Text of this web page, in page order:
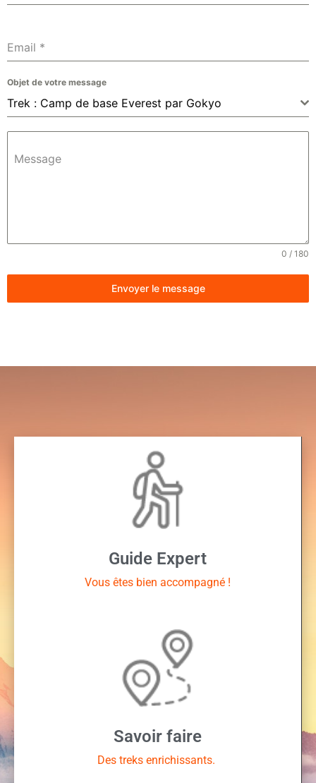
Email *
Objet de votre message
Trek : Camp de base Everest par Gokyo
Message
0 / 180
Envoyer le message
Guide Expert
Vous êtes bien accompagné !
Savoir faire
Des treks enrichissants.